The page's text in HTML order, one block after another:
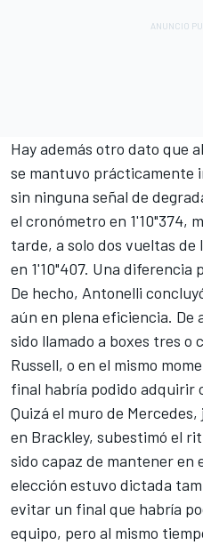
Hay además otro dato que
se mantuvo prácticamente
sin ninguna señal de
el cronómetro en 1'10"374,
tarde, a solo dos vueltas
en 1'10"407. Una
De hecho, Antonelli
aún en plena eficiencia. De
sido llamado a boxes tres o
Russell, o en el mismo
final habría podido adquirir
Quizá el muro de
en Brackley, subestimó el
sido capaz de mantener en
elección estuvo dictada
evitar un final que habría
equipo, pero al mismo